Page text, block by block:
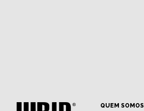
QUEM SOMOS